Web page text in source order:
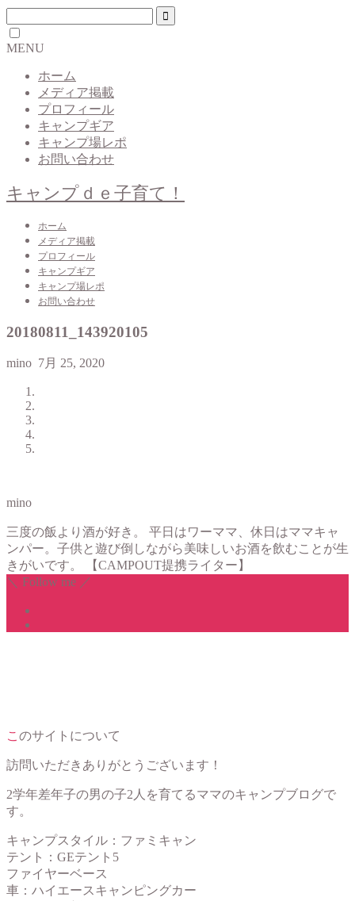
MENU
ホーム
メディア掲載
プロフィール
キャンプギア
キャンプ場レポ
お問い合わせ
キャンプｄｅ子育て！
ホーム
メディア掲載
プロフィール
キャンプギア
キャンプ場レポ
お問い合わせ
20180811_143920105
mino 7月 25, 2020
mino
三度の飯より酒が好き。 平日はワーママ、休日はママキャ
ンパー。子供と遊び倒しながら美味しいお酒を飲むことが生
きがいです。 【CAMPOUT提携ライター】
＼ Follow me ／
このサイトについて
訪問いただきありがとうございます！
2学年差年子の男の子2人を育てるママのキャンプブログで
す。
キャンプスタイル：ファミキャン
テント：GEテント5
ファイヤーベース
車：ハイエースキャンピングカー